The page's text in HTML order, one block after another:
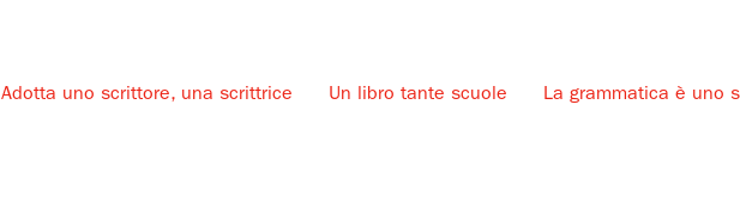
Adotta uno scrittore, una scrittrice Un libro tante scuole La grammatica è uno